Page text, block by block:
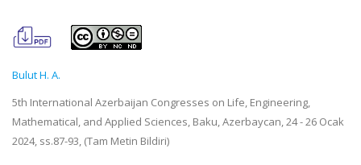
Bulut H. A.
5th International Azerbaijan Congresses on Life, Engineering,
Mathematical, and Applied Sciences, Baku, Azerbaycan, 24 - 26 Ocak
2024, ss.87-93, (Tam Metin Bildiri)